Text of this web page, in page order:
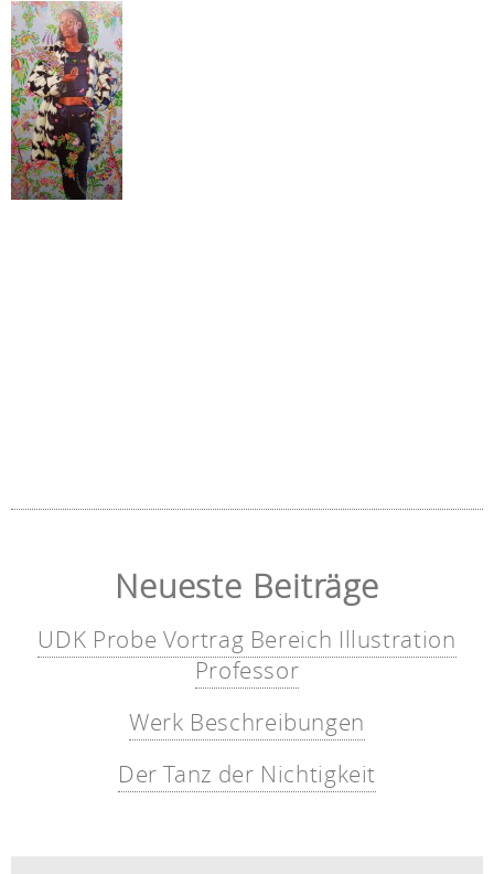
Neueste Beiträge
UDK Probe Vortrag Bereich Illustration
Professor
Werk Beschreibungen
Der Tanz der Nichtigkeit